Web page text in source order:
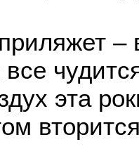
–
эта